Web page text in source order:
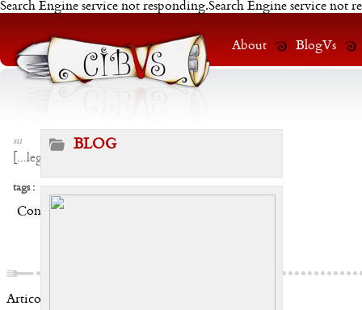
Search Engine service not responding.Search Engine service not
About BlogVs
su
...leggi
tags :
Condividi:
Articoli correlati:
BLOG